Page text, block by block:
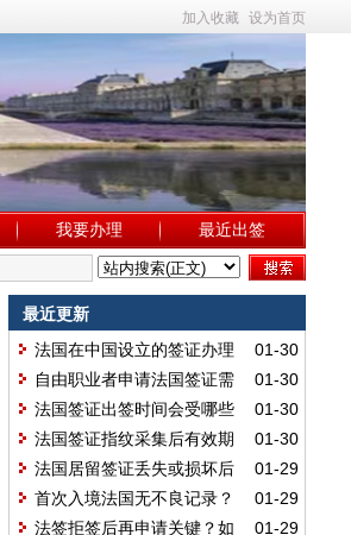
加入收藏 设为首页
我要办理 最近出签
最近更新
01-30
法国在中国设立的签证办理
领区有 15 个吗？
01-30
自由职业者申请法国签证需
仔细核对材料吗？
01-30
法国签证出签时间会受哪些
因素影响呢？
01-30
法国签证指纹采集后有效期
能长达 59 个月吗？
01-29
法国居留签证丢失或损坏后
该如何顺利出行？
01-29
首次入境法国无不良记录？
二次申签能缩短审核时间吗？
01-29
法签拒签后再申请关键？如